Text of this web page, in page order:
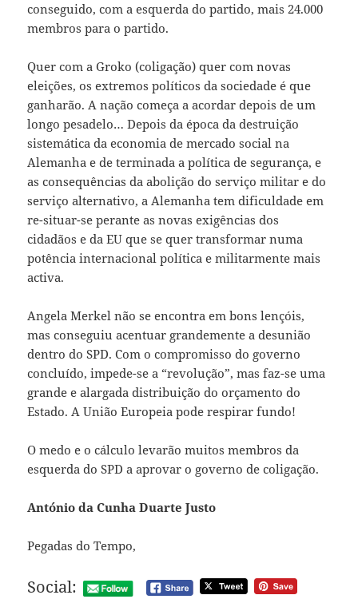
conseguido, com a esquerda do partido, mais 24.000
membros para o partido.
Quer com a Groko (coligação) quer com novas
eleições, os extremos políticos da sociedade é que
ganharão. A nação começa a acordar depois de um
longo pesadelo… Depois da época da destruição
sistemática da economia de mercado social na
Alemanha e de terminada a política de segurança, e
as consequências da abolição do serviço militar e do
serviço alternativo, a Alemanha tem dificuldade em
re-situar-se perante as novas exigências dos
cidadãos e da EU que se quer transformar numa
potência internacional política e militarmente mais
activa.
Angela Merkel não se encontra em bons lençóis,
mas conseguiu acentuar grandemente a desunião
dentro do SPD. Com o compromisso do governo
concluído, impede-se a “revolução”, mas faz-se uma
grande e alargada distribuição do orçamento do
Estado. A União Europeia pode respirar fundo!
O medo e o cálculo levarão muitos membros da
esquerda do SPD a aprovar o governo de coligação.
António da Cunha Duarte Justo
Pegadas do Tempo,
Social: